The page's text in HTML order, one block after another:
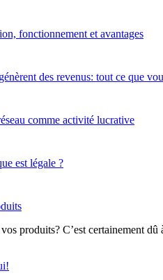
fonctionnement et avantages
des revenus: tout ce que
comme activité lucrative
est légale ?
produits? C’est certainement